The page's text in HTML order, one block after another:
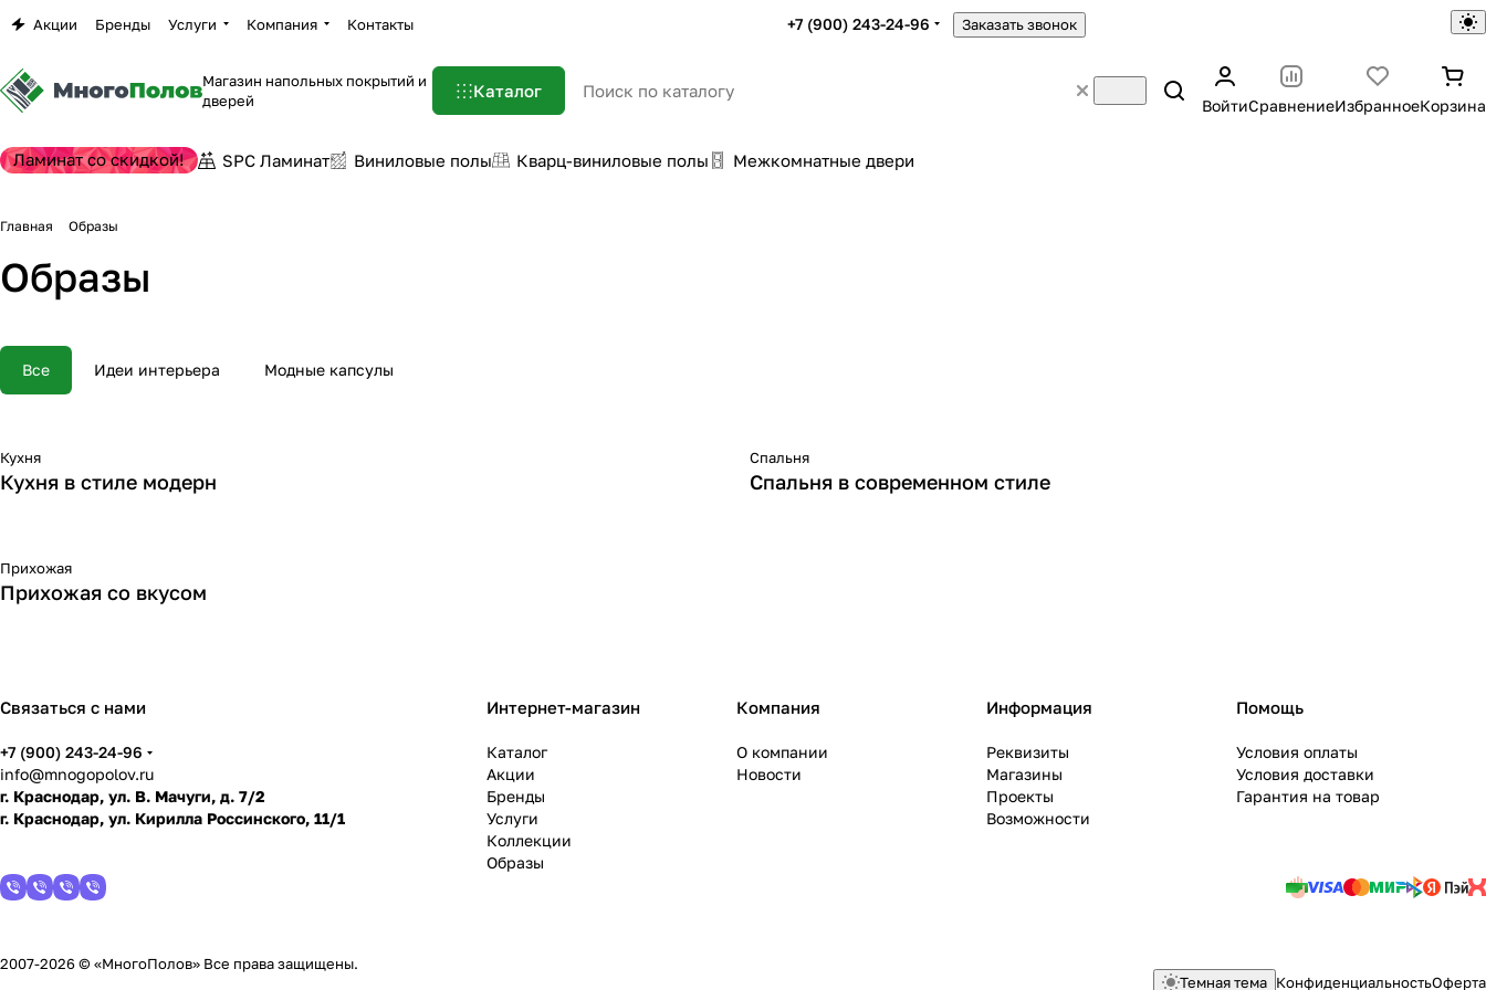
Акции Бренды Услуги Компания Контакты +7 (900) 243-24-96 Заказать звонок
Магазин напольных покрытий и
дверей
Каталог
ВойтиСравнениеИзбранноеКорзина
Ламинат со скидкой! SPC Ламинат Виниловые полы Кварц-виниловые полы Межкомнатные двери
Главная Образы
Образы
Все Идеи интерьера Модные капсулы
Кухня
Кухня в стиле модерн
Спальня
Спальня в современном стиле
Прихожая
Прихожая со вкусом
Связаться с нами
+7 (900) 243-24-96
info@mnogopolov.ru
г. Краснодар, ул. В. Мачуги, д. 7/2
г. Краснодар, ул. Кирилла Россинского, 11/1
Интернет-магазин
Каталог
Акции
Бренды
Услуги
Коллекции
Образы
Компания
О компании
Новости
Информация
Реквизиты
Магазины
Проекты
Возможности
Помощь
Условия оплаты
Условия доставки
Гарантия на товар
2007-2026 © «МногоПолов» Все права защищены.
Темная тема КонфиденциальностьОферта